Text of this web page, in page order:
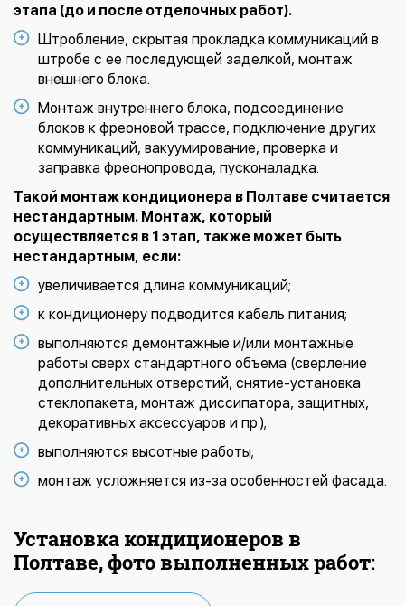
этапа (до и после отделочных работ).
Штробление, скрытая прокладка коммуникаций в
штробе с ее последующей заделкой, монтаж
внешнего блока.
Монтаж внутреннего блока, подсоединение
блоков к фреоновой трассе, подключение других
коммуникаций, вакуумирование, проверка и
заправка фреонопровода, пусконаладка.
Такой монтаж кондиционера в Полтаве считается
нестандартным. Монтаж, который
осуществляется в 1 этап, также может быть
нестандартным, если:
увеличивается длина коммуникаций;
к кондиционеру подводится кабель питания;
выполняются демонтажные и/или монтажные
работы сверх стандартного объема (сверление
дополнительных отверстий, снятие-установка
стеклопакета, монтаж диссипатора, защитных,
декоративных аксессуаров и пр.);
выполняются высотные работы;
монтаж усложняется из-за особенностей фасада.
Установка кондиционеров в
Полтаве, фото выполненных работ: